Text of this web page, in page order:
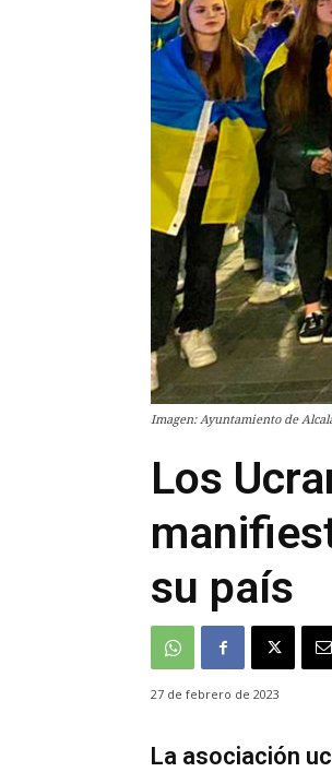
Imagen: Ayuntamiento de
Los
su país
27 de febrero de 2023
La asociación